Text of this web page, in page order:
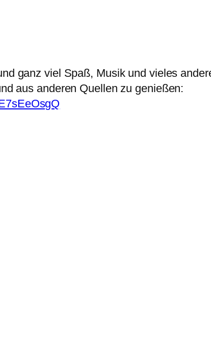
ganz viel Spaß, Musik und vieles
aus anderen Quellen zu genießen: